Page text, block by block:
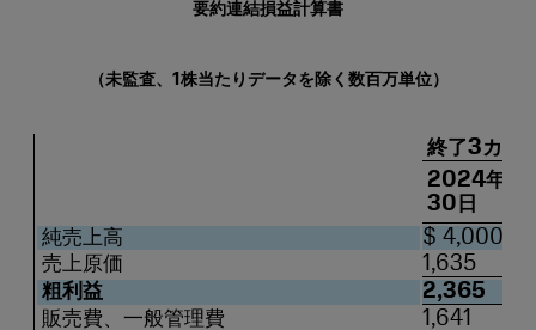
要約連結損益計算書
（未監査、1株当たりデータを除く数百万単位）
終了3カ月
2024年6
30日
純売上高
$ 4,000
売上原価
1,635
粗利益
2,365
販売費、一般管理費
1,641